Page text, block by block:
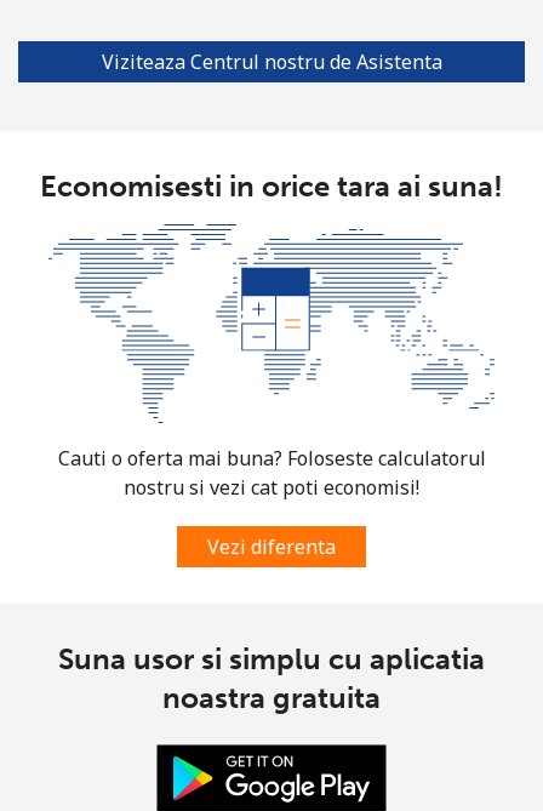
Viziteaza Centrul nostru de Asistenta
Economisesti in orice tara ai suna!
Cauti o oferta mai buna? Foloseste calculatorul
nostru si vezi cat poti economisi!
Vezi diferenta
Suna usor si simplu cu aplicatia
noastra gratuita